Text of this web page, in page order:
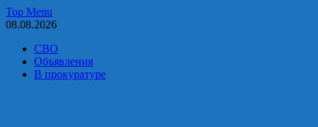
Skip
to
Top Menu
08.08.2026
СВО
Объявления
В прокуратуре